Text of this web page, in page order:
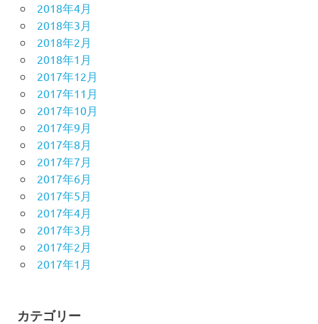
2018年4月
2018年3月
2018年2月
2018年1月
2017年12月
2017年11月
2017年10月
2017年9月
2017年8月
2017年7月
2017年6月
2017年5月
2017年4月
2017年3月
2017年2月
2017年1月
カテゴリー